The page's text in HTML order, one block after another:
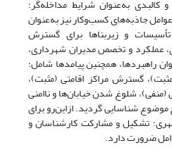
کالبدی به‌عنوان شرایط مداخله‌گر؛
جاذبه‌های کسب‌وکار نیز به‌عنوان
و زیربناها برای گسترش
عملکرد و تخصص مدیران شهرداری،
راهبردها، همچنین پیامدها شامل؛
گسترش مراکز اقامتی (مثبت)،
شلوغ شدن خیابان‌ها و ناامنی
موضوع شناسایی گردید. ازاین‌رو برای
تشکیل و مشارکت کارشناسان و
ضرورت دارد.